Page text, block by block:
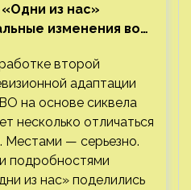
из нас»
изменения во
второй
адаптации
на основе сиквела
несколько отличаться
Местами — серьезно.
подробностями
из нас» поделились